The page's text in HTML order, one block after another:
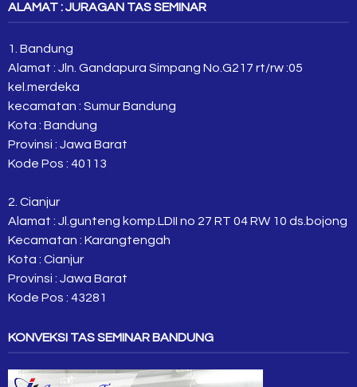
ALAMAT : JURAGAN TAS SEMINAR
1. Bandung
Alamat : Jln. Gandapura Simpang No.G217 rt/rw :05
kel.merdeka
kecamatan : Sumur Bandung
Kota : Bandung
Provinsi : Jawa Barat
Kode Pos : 40113
2. Cianjur
Alamat : Jl.gunteng komp.LDII no 27 RT 04 RW 10 ds.bojong
Kecamatan : Karangtengah
Kota : Cianjur
Provinsi : Jawa Barat
Kode Pos : 43281
KONVEKSI TAS SEMINAR BANDUNG